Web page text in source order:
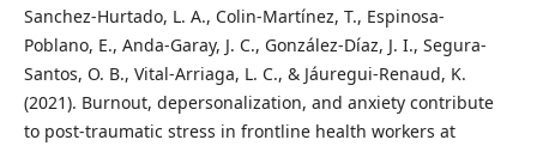
Sanchez-Hurtado, L. A., Colin-Martínez, T., Espinosa-
Poblano, E., Anda-Garay, J. C., González-Díaz, J. I., Segura-
Santos, O. B., Vital-Arriaga, L. C., & Jáuregui-Renaud, K.
(2021). Burnout, depersonalization, and anxiety contribute
to post-traumatic stress in frontline health workers at